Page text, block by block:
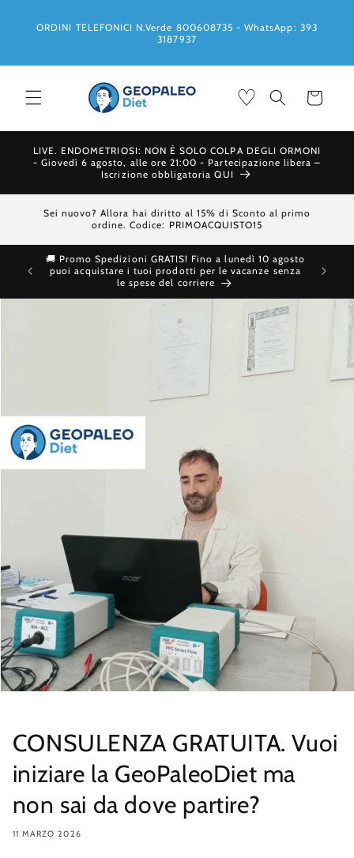
ai contenuti
ORDINI TELEFONICI N.Verde 800608735 - WhatsApp: 393
3187937
♡ Carrello
LIVE. ENDOMETRIOSI: NON È SOLO COLPA DEGLI ORMONI
- Giovedì 6 agosto, alle ore 21:00 - Partecipazione libera –
Iscrizione obbligatoria QUI
Sei nuovo? Allora hai diritto al 15% di Sconto al primo
ordine. Codice: PRIMOACQUISTO15
🚚 Promo Spedizioni GRATIS! Fino a lunedì 10 agosto
puoi acquistare i tuoi prodotti per le vacanze senza
le spese del corriere
CONSULENZA GRATUITA. Vuoi
iniziare la GeoPaleoDiet ma
non sai da dove partire?
11 MARZO 2026